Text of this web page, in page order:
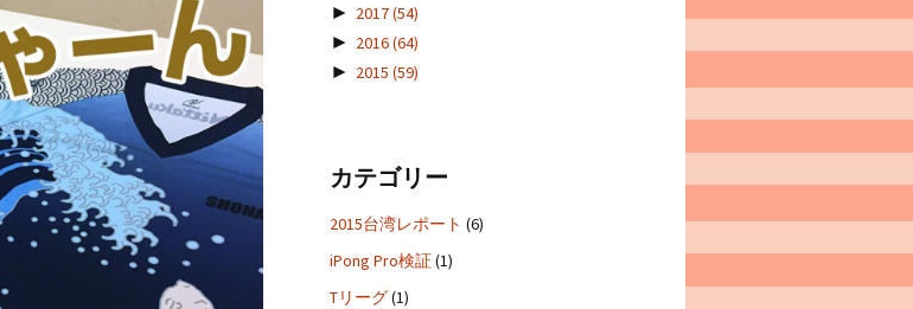
► 2017(54)
► 2016(64)
► 2015 (59)
カテゴリー
2015台湾レポート (6)
iPong Pro検証(1)
Tリーグ(1)